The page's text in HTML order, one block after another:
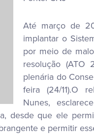
Até março de
implantar o
por meio de
resolução (ATO
plenária do
feira (24/11).O
Nunes,
desde que ele
e permitir